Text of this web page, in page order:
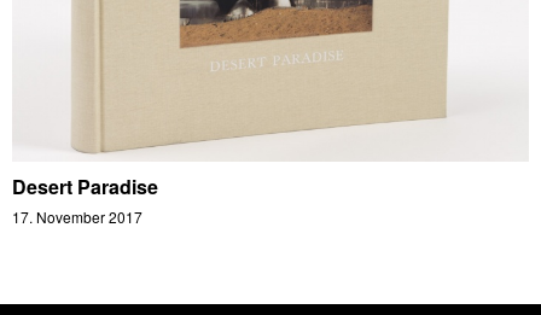
Desert Paradise
17. November 2017